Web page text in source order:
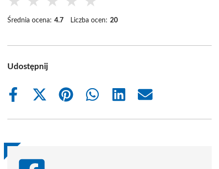
Średnia ocena: 4.7 Liczba ocen: 20
Udostępnij
Share
Share
(Twitter)
Share
Share
Share
Share